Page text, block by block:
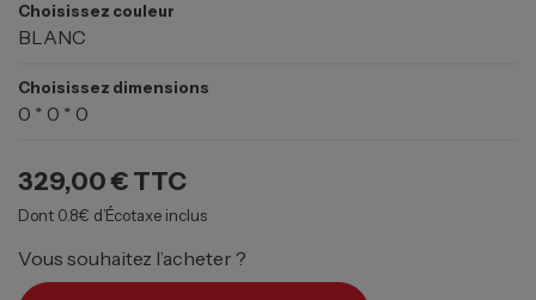
Choisissez couleur
BLANC
Choisissez dimensions
0 * 0 * 0
329,00 € TTC
Dont 0.8€ d’Écotaxe inclus
Vous souhaitez l’acheter ?